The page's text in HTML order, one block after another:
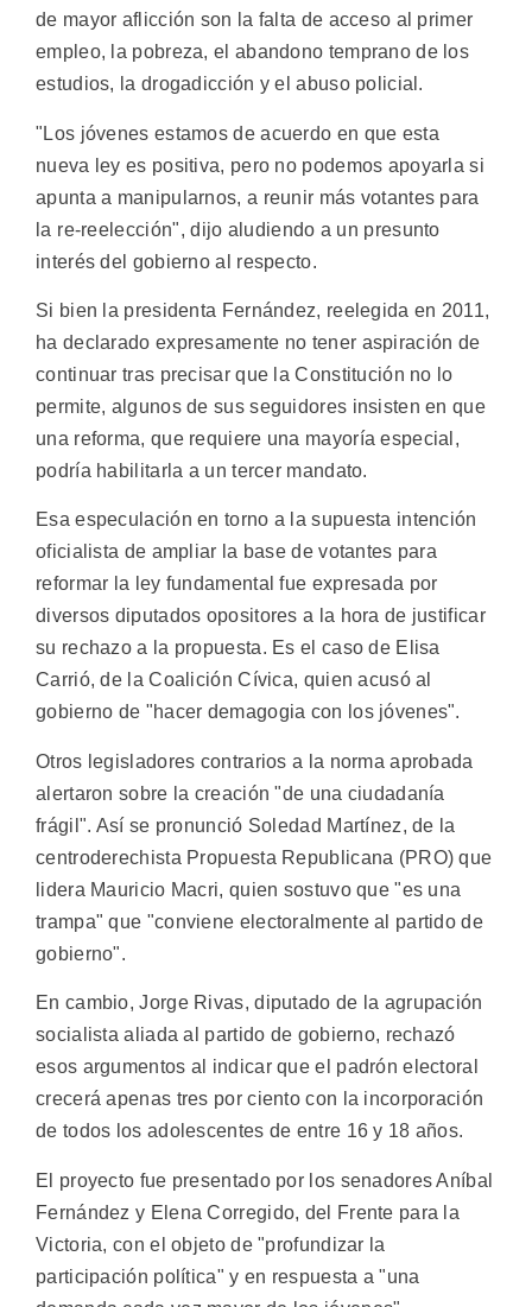
de mayor aflicción son la falta de acceso al primer
empleo, la pobreza, el abandono temprano de los
estudios, la drogadicción y el abuso policial.
"Los jóvenes estamos de acuerdo en que esta
nueva ley es positiva, pero no podemos apoyarla si
apunta a manipularnos, a reunir más votantes para
la re-reelección", dijo aludiendo a un presunto
interés del gobierno al respecto.
Si bien la presidenta Fernández, reelegida en 2011,
ha declarado expresamente no tener aspiración de
continuar tras precisar que la Constitución no lo
permite, algunos de sus seguidores insisten en que
una reforma, que requiere una mayoría especial,
podría habilitarla a un tercer mandato.
Esa especulación en torno a la supuesta intención
oficialista de ampliar la base de votantes para
reformar la ley fundamental fue expresada por
diversos diputados opositores a la hora de justificar
su rechazo a la propuesta. Es el caso de Elisa
Carrió, de la Coalición Cívica, quien acusó al
gobierno de "hacer demagogia con los jóvenes".
Otros legisladores contrarios a la norma aprobada
alertaron sobre la creación "de una ciudadanía
frágil". Así se pronunció Soledad Martínez, de la
centroderechista Propuesta Republicana (PRO) que
lidera Mauricio Macri, quien sostuvo que "es una
trampa" que "conviene electoralmente al partido de
gobierno".
En cambio, Jorge Rivas, diputado de la agrupación
socialista aliada al partido de gobierno, rechazó
esos argumentos al indicar que el padrón electoral
crecerá apenas tres por ciento con la incorporación
de todos los adolescentes de entre 16 y 18 años.
El proyecto fue presentado por los senadores Aníbal
Fernández y Elena Corregido, del Frente para la
Victoria, con el objeto de "profundizar la
participación política" y en respuesta a "una